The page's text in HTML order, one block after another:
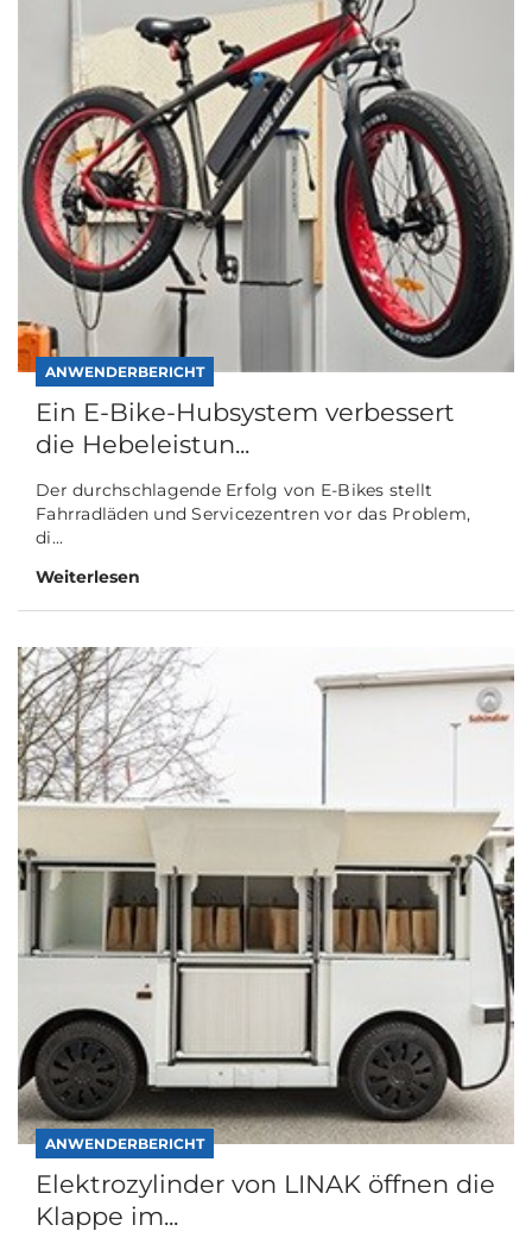
ANWENDERBERICHT
Ein E-Bike-Hubsystem verbessert
die Hebeleistun...
Der durchschlagende Erfolg von E-Bikes stellt
Fahrradläden und Servicezentren vor das Problem,
di...
Weiterlesen
ANWENDERBERICHT
Elektrozylinder von LINAK öffnen die
Klappe im...